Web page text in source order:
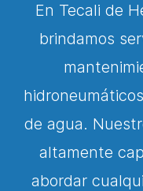
En Tecali de
brindamos
de agua.
altamente
abordar